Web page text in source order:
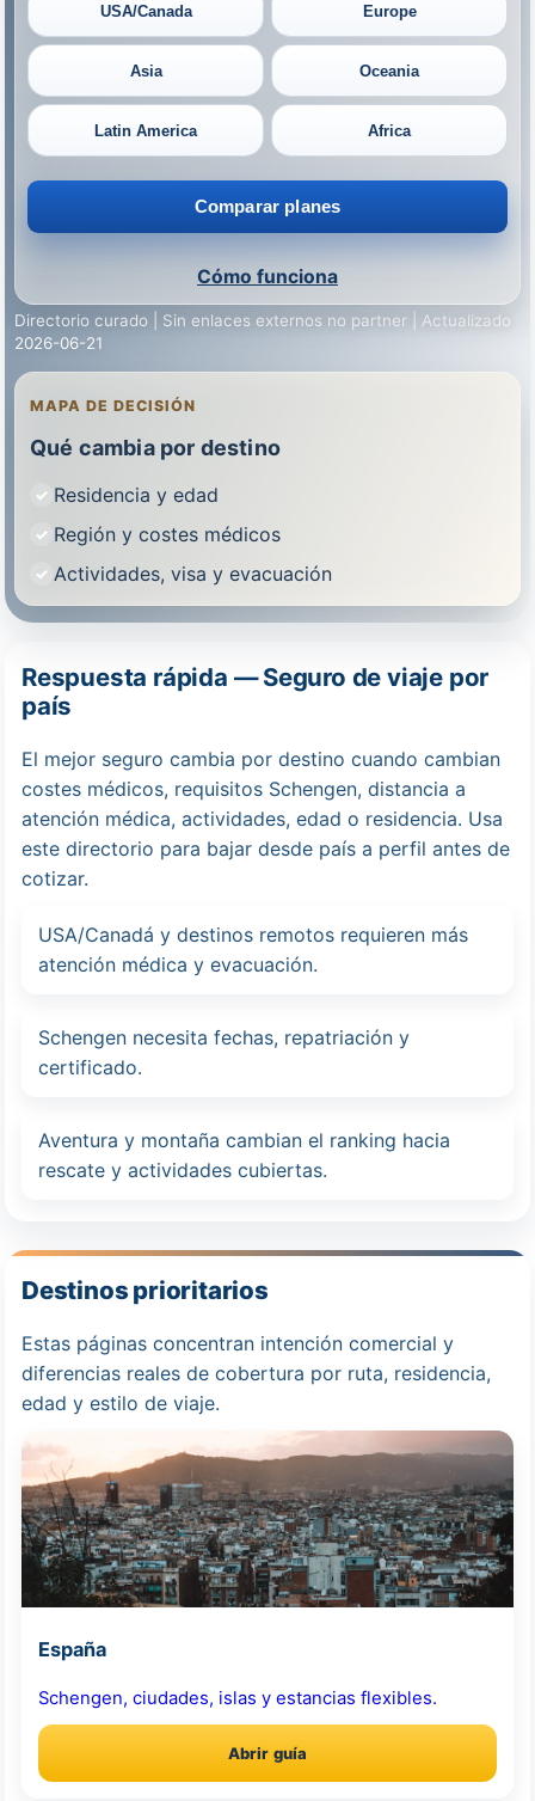
USA/Canada Europe
Asia Oceania
Latin America Africa
Comparar planes
Cómo funciona
Directorio curado | Sin enlaces externos no partner | Actualizado
2026-06-21
MAPA DE DECISIÓN
Qué cambia por destino
Residencia y edad
Región y costes médicos
Actividades, visa y evacuación
Respuesta rápida — Seguro de viaje por
país
El mejor seguro cambia por destino cuando cambian
costes médicos, requisitos Schengen, distancia a
atención médica, actividades, edad o residencia. Usa
este directorio para bajar desde país a perfil antes de
cotizar.
USA/Canadá y destinos remotos requieren más
atención médica y evacuación.
Schengen necesita fechas, repatriación y
certificado.
Aventura y montaña cambian el ranking hacia
rescate y actividades cubiertas.
Destinos prioritarios
Estas páginas concentran intención comercial y
diferencias reales de cobertura por ruta, residencia,
edad y estilo de viaje.
España
Schengen, ciudades, islas y estancias flexibles.
Abrir guía